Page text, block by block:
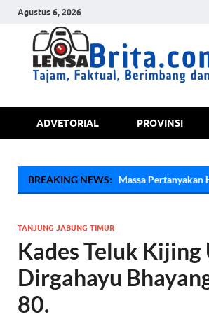
Agustus 6, 2026
Tajam,
ADVETORIAL PROVINSI
BREAKING NEWS:
Massa Pertanyakan Hilangnya
TANJUNG JABUNG TIMUR
Kades Teluk Kijing
Dirgahayu
80.